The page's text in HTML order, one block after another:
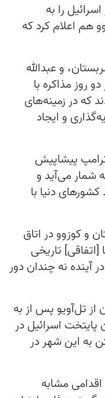
را به
هم اعلام کرد که
و عبدالله
روز مذاکره با
که در زمینه‌های
و ایجاد
پیشاپیش
شمار می‌آید و
کشورهای دنیا با
و کوزوو در اتاق
تاریخی
نه چندان دور
تل‌آویو پس از به
اسرائیل در
به این شهر در
مشابه